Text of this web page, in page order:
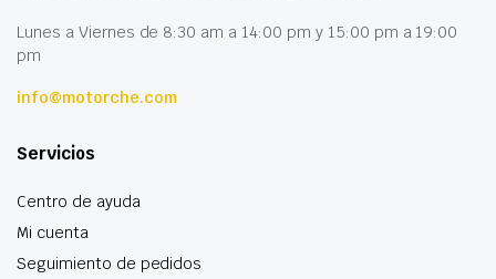
Lunes a Viernes de 8:30 am a 14:00 pm y 15:00 pm a 19:00
pm
info@motorche.com
Servicios
Centro de ayuda
Mi cuenta
Seguimiento de pedidos